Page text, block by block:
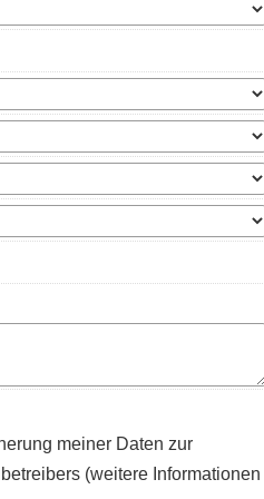
meiner Daten zur
(weitere Informationen